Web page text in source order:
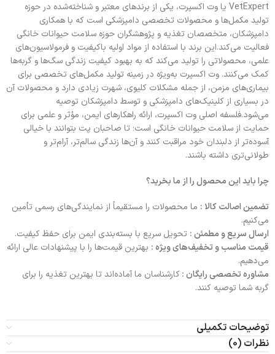
VetExpert یا وت اکسپرت، یکی از برندهای معتبر و شناخته‌شده در حوزه
تولید مکمل‌ها و محصولات تخصصی دامپزشکی است که با همکاری
دامپزشکان، متخصصان تغذیه و پژوهشگران حوزه سلامت حیوانات خانگی
فعالیت می‌کند.این برند با استفاده از مواد اولیه باکیفیت و فرمولاسیون‌های
علمی، محصولاتی را تولید می‌کند که به بهبود کیفیت زندگی سگ‌ها و گربه‌ها
کمک می‌کنند. وت اکسپرت به‌ویژه در زمینه تولید مکمل‌های تخصصی برای
بیماری‌های مزمن، از جمله مشکلات کلیوی، شهرت زیادی دارد و محصولات آن
در بسیاری از کلینیک‌های دامپزشکی و توسط دامپزشکان توصیه
می‌شود.فلسفه اصلی وت اکسپرت، ارائه راهکارهای ایمن، مؤثر و علمی برای
حمایت از سلامت حیوانات خانگی است؛ تا صاحبان پت بتوانند با خیالی
آسوده‌تر از دلبندان خود مراقبت کنند و آن‌ها زندگی سالم‌تر، آرام‌تر و
طولانی‌تری داشته باشند.
چرا باید این محصول را از ما بخرید؟
تضمین اصالت کالا : ما محصولات را مستقیماً از نمایندگی‌های رسمی تأمین
می‌کنیم.
ارسال سریع و مطمئن : تحویل سریع با بسته‌بندی ایمن برای حفظ کیفیت.
قیمت مناسب و تخفیف‌های ویژه : بهترین قیمت‌ها را با پیشنهادات عالی ارائه
می‌دهیم.
مشاوره تخصصی رایگان :کارشناسان ما آماده‌اند تا بهترین تغذیه را برای
گربه شما توصیه کنند.
توضیحات تکمیلی
نظرات (0)